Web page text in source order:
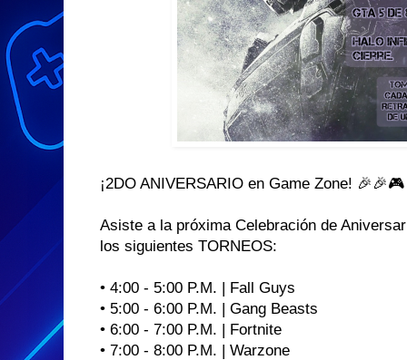
¡2DO ANIVERSARIO en Game Zone! 🎉🎉🎮
Asiste a la próxima Celebración de
los siguientes TORNEOS:
• 4:00 - 5:00 P.M. | Fall Guys
• 5:00 - 6:00 P.M. | Gang Beasts
• 6:00 - 7:00 P.M. | Fortnite
• 7:00 - 8:00 P.M. | Warzone